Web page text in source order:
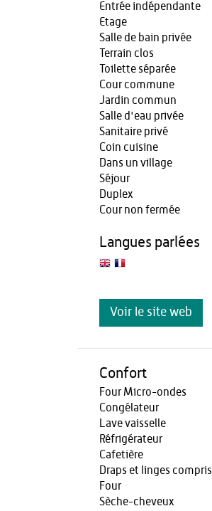
Entrée indépendante
Etage
Salle de bain privée
Terrain clos
Toilette séparée
Cour commune
Jardin commun
Salle d'eau privée
Sanitaire privé
Coin cuisine
Dans un village
Séjour
Duplex
Cour non fermée
Langues parlées
Voir le site web
Confort
Four Micro-ondes
Congélateur
Lave vaisselle
Réfrigérateur
Cafetière
Draps et linges compris
Four
Sèche-cheveux